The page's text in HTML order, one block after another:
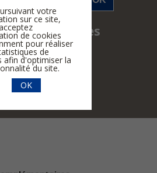
nous sur les
sociaux
votre
sur ce site,
de cookies
pour réaliser
de
afin d'optimiser la
du site.
OK